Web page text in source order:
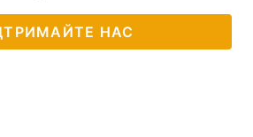
НАС